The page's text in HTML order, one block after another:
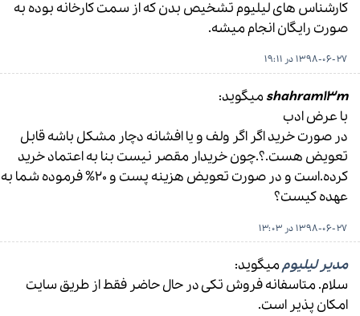
کارشناس های لیلیوم تشخیص بدن که از سمت کارخانه بوده به
صورت رایگان انجام میشه.
1398-06-27 در 19:11
shahram13mمیگوید:
با عرض ادب
در صورت خرید اگر اگر ولف و یا افشانه دچار مشکل باشه قابل
تعویض هست.؟.چون خریدار مقصر نیست بنا به اعتماد خرید
کرده.است و در صورت تعویض هزینه پست و 20% فرموده شما به
عهده کیست؟
1398-06-27 در 13:03
مدیر لیلیوممیگوید:
سلام. متاسفانه فروش تکی در حال حاضر فقط از طریق سایت
امکان پذیر است.